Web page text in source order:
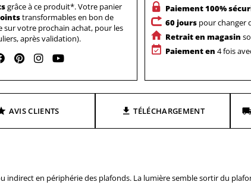
grâce à ce produit*. Votre panier
transformables en bon de
sur votre prochain achat, pour les
après validation).
Paiement 100%
60 jourspour changer
Retrait en magasin
Paiement en 4 fois
AVIS CLIENTS TÉLÉCHARGEMENT
en périphérie des plafonds. La lumière semble sortir du